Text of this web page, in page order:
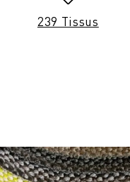
239 Tissus